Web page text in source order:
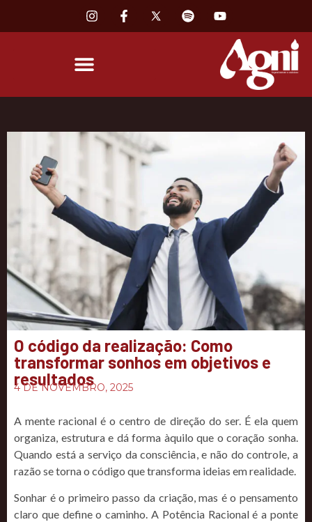
O código da realização: Como
transformar sonhos em objetivos e
resultados
4 DE NOVEMBRO, 2025
A mente racional é o centro de direção do ser. É ela quem
organiza, estrutura e dá forma àquilo que o coração sonha.
Quando está a serviço da consciência, e não do controle, a
razão se torna o código que transforma ideias em realidade.
Sonhar é o primeiro passo da criação, mas é o pensamento
claro que define o caminho. A Potência Racional é a ponte